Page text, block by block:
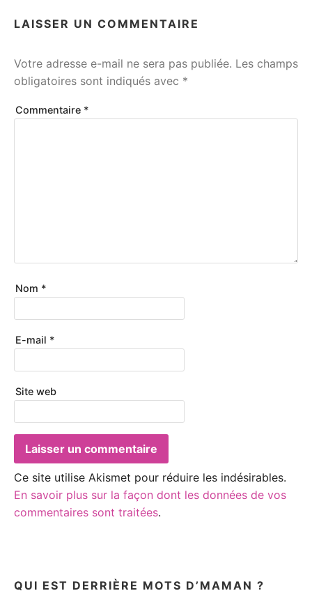
LAISSER UN COMMENTAIRE
Votre adresse e-mail ne sera pas publiée. Les champs
obligatoires sont indiqués avec *
Commentaire *
Nom *
E-mail *
Site web
Ce site utilise Akismet pour réduire les indésirables.
En savoir plus sur la façon dont les données de vos
commentaires sont traitées.
QUI EST DERRIÈRE MOTS D’MAMAN ?